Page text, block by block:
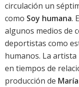
circulación un
como Soy humana.
algunos medios de
deportistas como
humanos. La artista
en tiempos de
producción de